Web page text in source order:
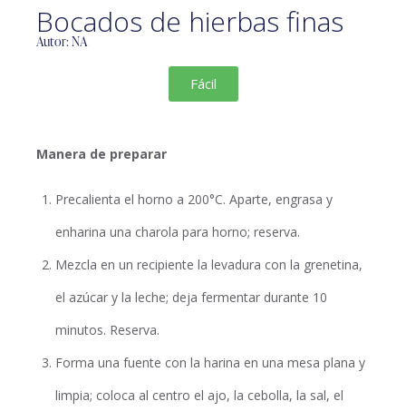
Bocados de hierbas finas
Autor: NA
Fácil
Manera de preparar
Precalienta el horno a 200°C. Aparte, engrasa y
enharina una charola para horno; reserva.
Mezcla en un recipiente la levadura con la grenetina,
el azúcar y la leche; deja fermentar durante 10
minutos. Reserva.
Forma una fuente con la harina en una mesa plana y
limpia; coloca al centro el ajo, la cebolla, la sal, el